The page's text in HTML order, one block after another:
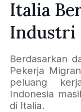
Italia
Industri
Berdasarkan
Pekerja
peluang
Indonesia
di Italia.